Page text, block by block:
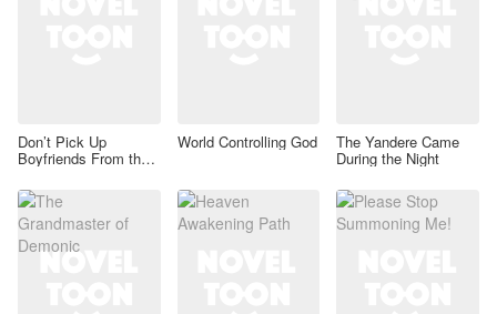
Don’t Pick Up
Boyfriends From the
World Controlling God The Yandere Came
During the Night